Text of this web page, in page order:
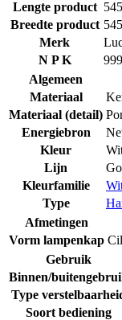
Lengte product
Breedte product
Merk
N P K
Algemeen
Materiaal
Materiaal (detail)
Energiebron
Kleur
Lijn
Kleurfamilie
Type
Afmetingen
Vorm lampenkap
Gebruik
Binnen/
Type
Soort bediening